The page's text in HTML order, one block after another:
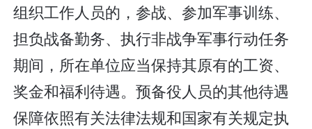
组织工作人员的，参战、参加军事训练、
担负战备勤务、执行非战争军事行动任务
期间，所在单位应当保持其原有的工资、
奖金和福利待遇。预备役人员的其他待遇
保障依照有关法律法规和国家有关规定执